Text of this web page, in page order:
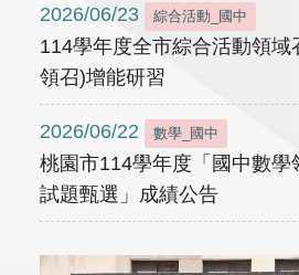
2026/06/23 綜合活動_國中
114學年度全市綜合活動領域
領召)增能研習
2026/06/22 數學_國中
桃園市114學年度「國中數學
試題甄選」成績公告